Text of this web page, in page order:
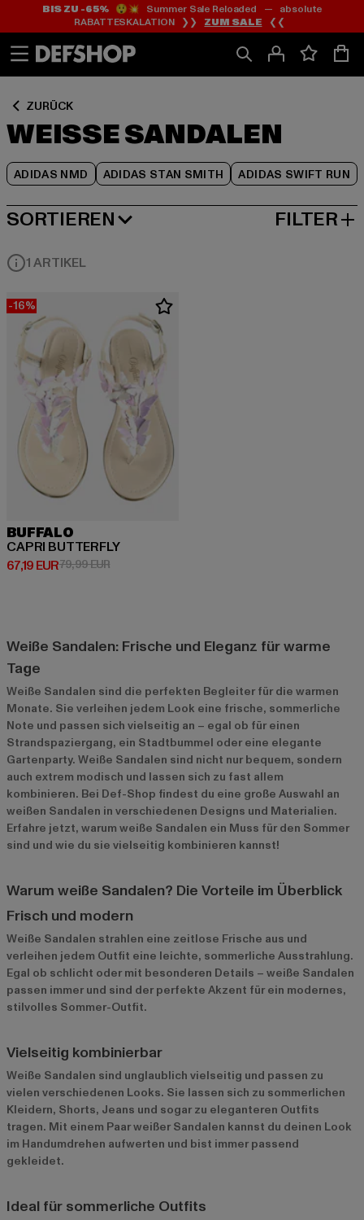
Zum
Inhalt
springen
Zum
Fußzeile
springen
BIS ZU -65%😲💥 Summer Sale Reloaded — absolute
RABATTESKALATION ❯❯ ZUM SALE ❮❮
ZURÜCK
WEISSE SANDALEN
ADIDAS NMD ADIDAS STAN SMITH ADIDAS SWIFT RUN
Zum
Produktraster
springen
SORTIEREN
BELIEBTESTE FILTER
1 ARTIKEL
-16%
BUFFALO
CAPRI BUTTERFLY
67,19 EUR
Derzeitiger Preis: 67,19 EUR
79,99 EURAktionspreis: 79,99 EUR
Weiße Sandalen: Frische und Eleganz für warme
Tage
Weiße Sandalen sind die perfekten Begleiter für die warmen
Monate. Sie verleihen jedem Look eine frische, sommerliche
Note und passen sich vielseitig an – egal ob für einen
Strandspaziergang, ein Stadtbummel oder eine elegante
Gartenparty. Weiße Sandalen sind nicht nur bequem, sondern
auch extrem modisch und lassen sich zu fast allem
kombinieren. Bei Def-Shop findest du eine große Auswahl an
weißen Sandalen in verschiedenen Designs und Materialien.
Erfahre jetzt, warum weiße Sandalen ein Muss für den Sommer
sind und wie du sie vielseitig kombinieren kannst!
Warum weiße Sandalen? Die Vorteile im Überblick
Frisch und modern
Weiße Sandalen strahlen eine zeitlose Frische aus und
verleihen jedem Outfit eine leichte, sommerliche Ausstrahlung.
Egal ob schlicht oder mit besonderen Details – weiße Sandalen
passen immer und sind der perfekte Akzent für ein modernes,
stilvolles Sommer-Outfit.
Vielseitig kombinierbar
Weiße Sandalen sind unglaublich vielseitig und passen zu
vielen verschiedenen Looks. Sie lassen sich zu sommerlichen
Kleidern, Shorts, Jeans und sogar zu eleganteren Outfits
tragen. Mit einem Paar weißer Sandalen kannst du deinen Look
im Handumdrehen aufwerten und bist immer passend
gekleidet.
Ideal für sommerliche Outfits